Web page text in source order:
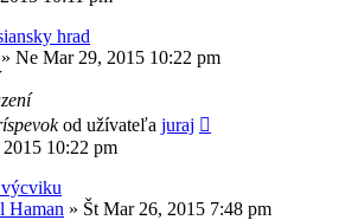
hrad
» Ne Mar 29, 2015 10:22 pm
od užívateľa juraj
10:22 pm
výcviku
Haman » Št Mar 26, 2015 7:48 pm